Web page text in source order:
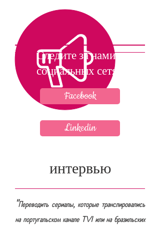
Следите за нами в
социальных сетях
Facebook
Linkedin
интервью
"Переводить сериалы, которые транслировались
на португальском канале TVI или на бразильских